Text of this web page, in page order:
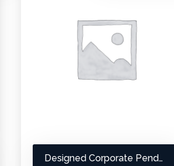
Designed Corporate Pendant